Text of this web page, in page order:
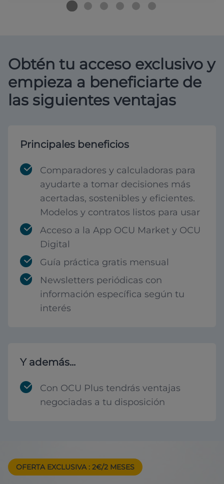
Obtén tu acceso exclusivo y
empieza a beneficiarte de
las siguientes ventajas
Principales beneficios
Comparadores y calculadoras para
ayudarte a tomar decisiones más
acertadas, sostenibles y eficientes.
Modelos y contratos listos para usar
Acceso a la App OCU Market y OCU
Digital
Guía práctica gratis mensual
Newsletters periódicas con
información específica según tu
interés
Y además...
Con OCU Plus tendrás ventajas
negociadas a tu disposición
OFERTA EXCLUSIVA : 2€/2 MESES